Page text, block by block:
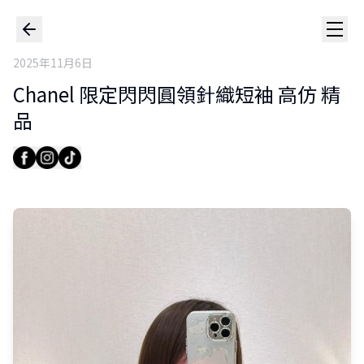
2025年11月6日
Chanel 限定閃閃圓領針織短袖 高仿 精
品